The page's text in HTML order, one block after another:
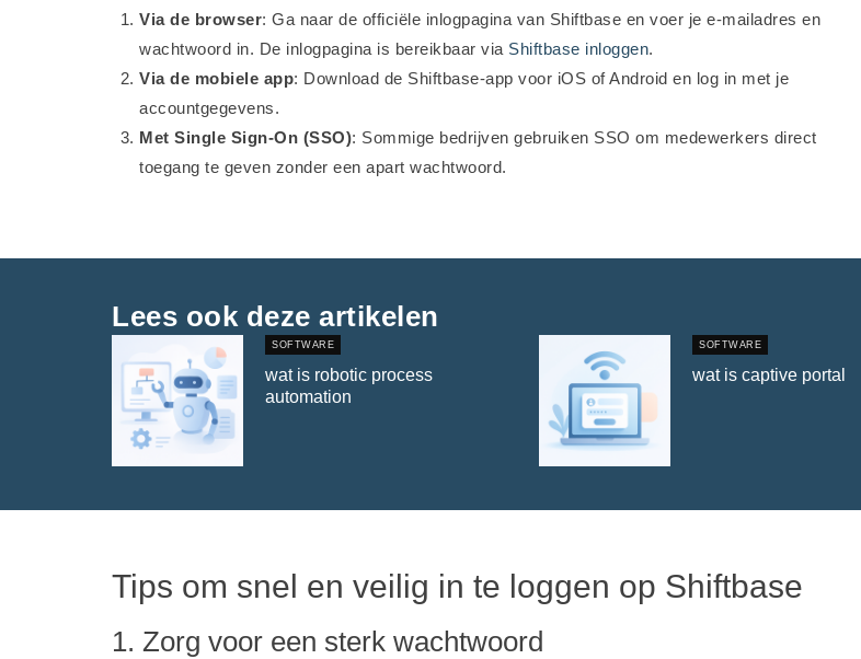
Via de browser: Ga naar de officiële inlogpagina van Shiftbase en voer je e-mailadres en
wachtwoord in. De inlogpagina is bereikbaar via Shiftbase inloggen.
Via de mobiele app: Download de Shiftbase-app voor iOS of Android en log in met je
accountgegevens.
Met Single Sign-On (SSO): Sommige bedrijven gebruiken SSO om medewerkers direct
toegang te geven zonder een apart wachtwoord.
Lees ook deze artikelen
SOFTWARE
wat is robotic process
automation
SOFTWARE
wat is captive portal
Tips om snel en veilig in te loggen op Shiftbase
1. Zorg voor een sterk wachtwoord